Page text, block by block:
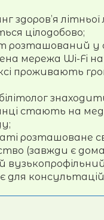
здоров’я
цілодобово;
розташований у
мережа Wi-Fi
проживають
стають на
розташоване
(завжди є
для